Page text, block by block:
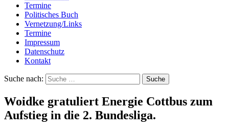
Termine
Politisches Buch
Vernetzung/Links
Termine
Impressum
Datenschutz
Kontakt
Suche nach:
Woidke gratuliert Energie Cottbus zum
Aufstieg in die 2. Bundesliga.